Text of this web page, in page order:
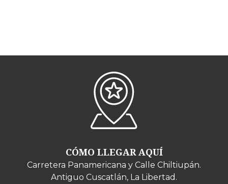
CÓMO LLEGAR AQUÍ
Carretera Panamericana y Calle Chiltiupán.
Antiguo Cuscatlán, La Libertad.